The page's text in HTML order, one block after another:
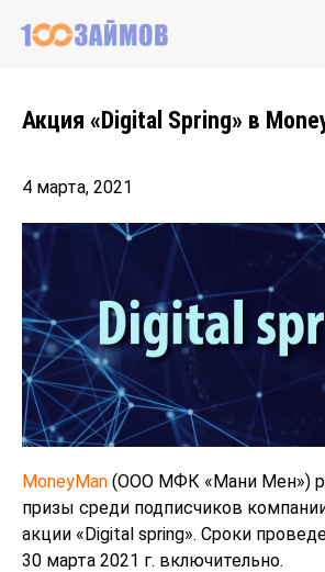
Акция «Digital Spring» в
4 марта, 2021
MoneyMan (ООО МФК «Мани Мен»)
призы среди подписчиков
акции «Digital spring». Сроки
30 марта 2021 г. включительно.